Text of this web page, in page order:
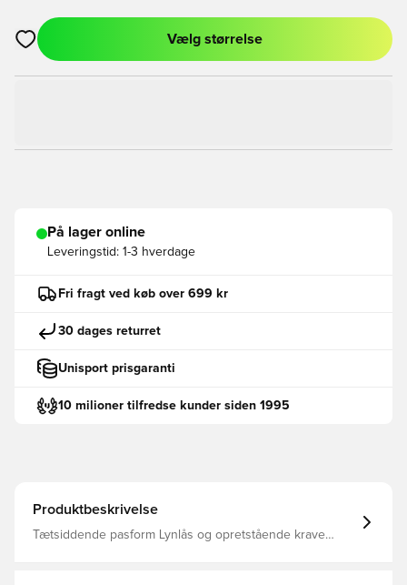
Åbner en Modal til at logge ind eller tilmelde dig som medlem
Vælg størrelse
På lager online
Leveringstid: 1-3 hverdage
Fri fragt ved køb over 699 kr
30 dages returret
Unisport prisgaranti
10 milioner tilfredse kunder siden 1995
Produktbeskrivelse
Tætsiddende pasform Lynlås og opretstående krave